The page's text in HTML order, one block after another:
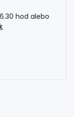
hod alebo